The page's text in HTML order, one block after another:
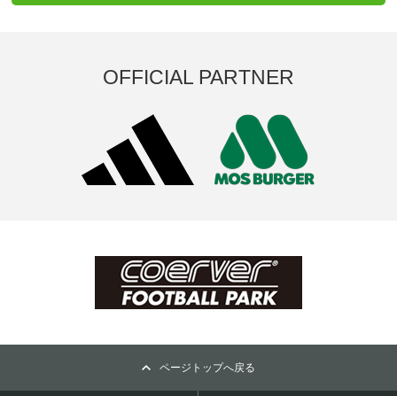
OFFICIAL PARTNER
ページトップへ戻る